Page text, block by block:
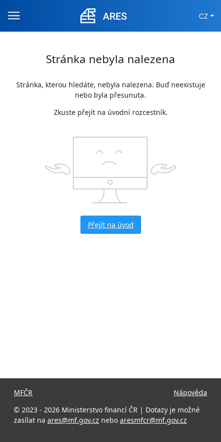
CZ
Stránka nebyla nalezena
Stránka, kterou hledáte, nebyla nalezena. Buď neexistuje
nebo byla přesunuta.
Zkuste přejít na úvodní rozcestník.
Přejít na úvod
MFČR
Nápověda
© 2023 - 2026 Ministerstvo financí ČR | Dotazy je možné
zasílat na ares@mf.gov.cz nebo aresmfcr@mf.gov.cz